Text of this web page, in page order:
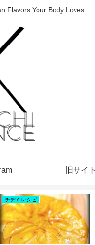
Flavors Your Body Loves
旧サイト
チヂミレシピ